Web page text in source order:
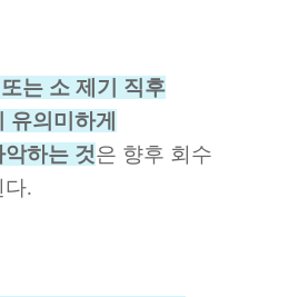
는 소 제기 직후
유의미하게
하는 것은 향후 회수
다.